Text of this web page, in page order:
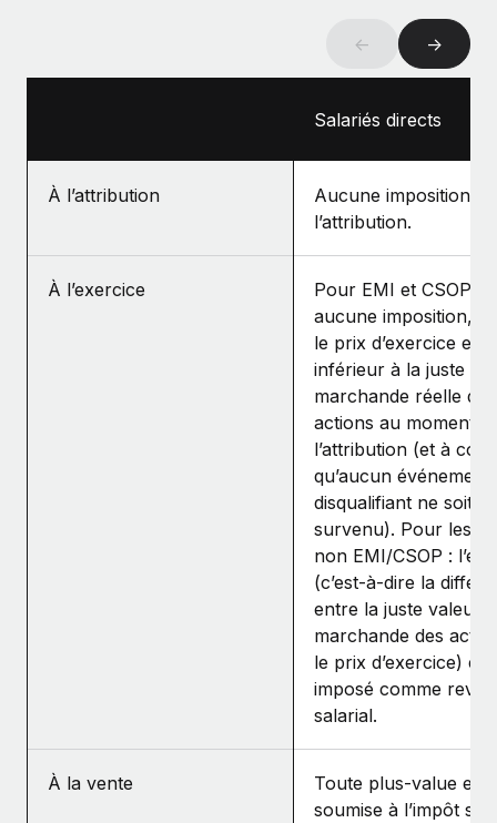
← →
Salariés directs
À l’attribution
Aucune imposition à
l’attribution.
À l’exercice
Pour EMI et CSOP :
aucune imposition,
le prix d’exercice est
inférieur à la juste
marchande réelle des
actions au moment
l’attribution (et à
qu’aucun événement
disqualifiant ne soit
survenu). Pour les
non EMI/CSOP :
(c’est‑à‑dire la
entre la juste valeur
marchande des
le prix d’exercice) est
imposé comme
salarial.
À la vente
Toute plus‑value est
soumise à l’impôt sur